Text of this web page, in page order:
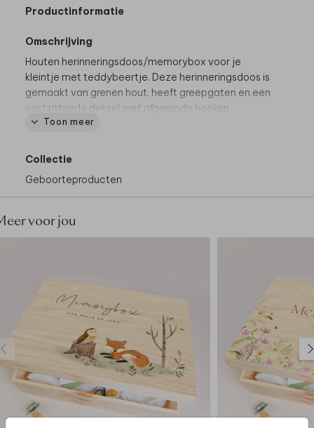
Productinformatie
Omschrijving
Houten herinneringsdoos/memorybox voor je
kleintje met teddybeertje. Deze herinneringsdoos is
gemaakt van grenen hout, heeft greepgaten en een
vastzittende deksel met afgeronde hoeken.
• Voor het mooiste eindresultaat adviseren we om
• Hout is een natuurlijk product, dus iedere memory
• De memory box wordt op een andere manier
geproduceerd dan jouw kaart: de kleuren kunnen dus
Toon meer
Collectie
Geboorteproducten
voor jou